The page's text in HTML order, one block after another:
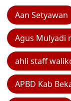
Aan Setyawan
Agus Mulyadi
ahli staff
APBD Kab